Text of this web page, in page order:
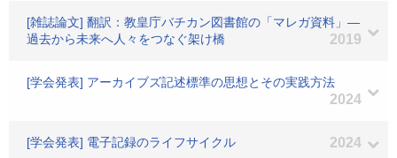
[雑誌論文] 翻訳：教皇庁バチカン図書館の「マレガ資料」―
過去から未来へ人々をつなぐ架け橋
2019
[学会発表] アーカイブズ記述標準の思想とその実践方法
2024
[学会発表] 電子記録のライフサイクル 2024